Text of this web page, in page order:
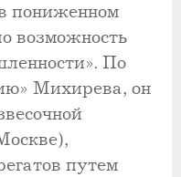
пониженном
возможность
По
Михирева, он
путем